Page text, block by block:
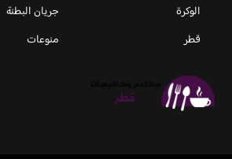
الوكرة
جريان البطنة
قطر
منوعات